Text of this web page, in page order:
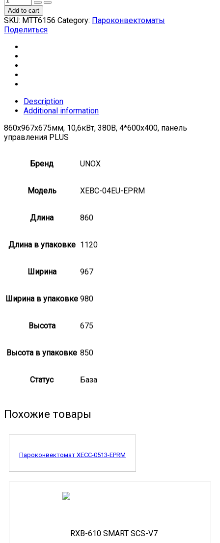
Add to cart
SKU: МТТ6156 Category: Пароконвектоматы
Поделиться
Description
Additional information
860x967x675мм, 10,6кВт, 380В, 4*600х400, панель
управления PLUS
Бренд UNOX
Модель XEBC-04EU-EPRM
Длина 860
Длина в упаковке 1120
Ширина 967
Ширина в упаковке 980
Высота 675
Высота в упаковке 850
Статус База
Похожие товары
Пароконвектомат XECC-0513-EPRM